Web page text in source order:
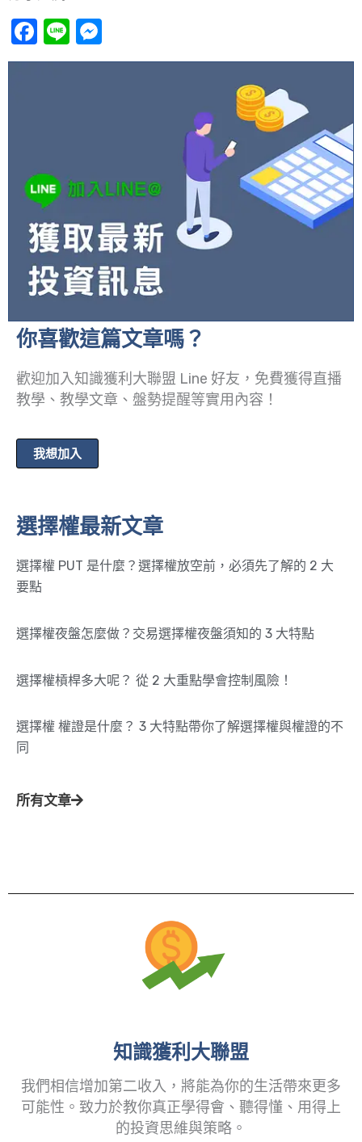
Facebook
Line
你喜歡這篇文章嗎？
歡迎加入知識獲利大聯盟 Line 好友，免費獲得直播
教學、教學文章、盤勢提醒等實用內容！
我想加入
選擇權最新文章
選擇權 PUT 是什麼？選擇權放空前，必須先了解的 2 大
要點
選擇權夜盤怎麼做？交易選擇權夜盤須知的 3 大特點
選擇權槓桿多大呢？ 從 2 大重點學會控制風險！
選擇權 權證是什麼？ 3 大特點帶你了解選擇權與權證的不
同
所有文章
知識獲利大聯盟
我們相信增加第二收入，將能為你的生活帶來更多
可能性。致力於教你真正學得會、聽得懂、用得上
的投資思維與策略。